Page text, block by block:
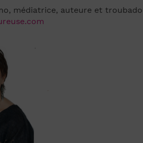
médiatrice, auteure et